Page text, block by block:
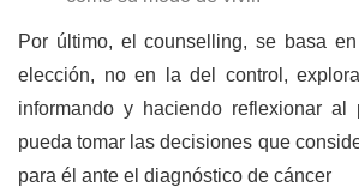
Por último, el counselling, se basa
elección, no en la del control,
informando y haciendo reflexionar al
pueda tomar las decisiones que
para él ante el diagnóstico de cáncer